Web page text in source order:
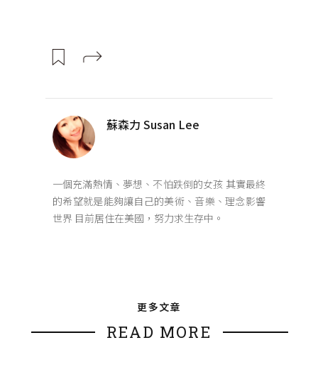
蘇森力 Susan Lee
一個充滿熱情、夢想、不怕跌倒的女孩 其實最終
的希望就是能夠讓自己的美術、音樂、理念影響
世界 目前居住在美國，努力求生存中。
更多文章
READ MORE